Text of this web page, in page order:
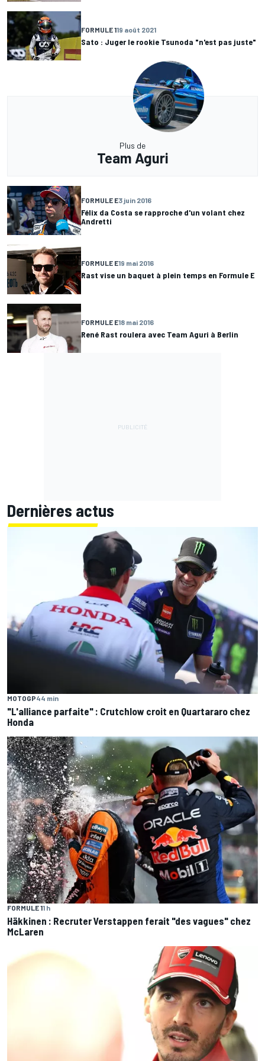
FORMULE 119 août 2021
Sato : Juger le rookie Tsunoda "n'est pas juste"
Plus de
Team Aguri
FORMULE E3 juin 2016
Félix da Costa se rapproche d'un volant chez
Andretti
FORMULE E19 mai 2016
Rast vise un baquet à plein temps en Formule E
FORMULE E18 mai 2016
René Rast roulera avec Team Aguri à Berlin
Dernières actus
MOTOGP44 min
"L'alliance parfaite" : Crutchlow croit en Quartararo chez
Honda
FORMULE 11 h
Häkkinen : Recruter Verstappen ferait "des vagues" chez
McLaren